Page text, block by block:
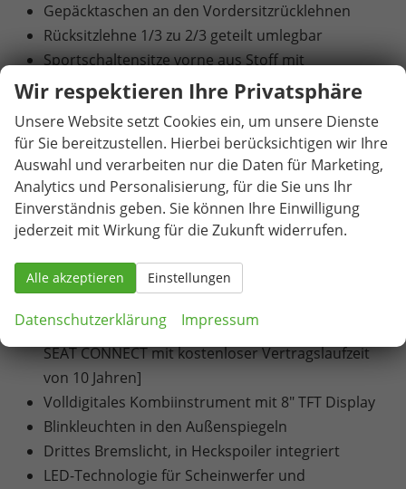
Gepäcktaschen an den Vordersitzrücklehnen
Rücksitzlehne 1/3 zu 2/3 geteilt umlegbar
Sportschaltensitze vorne aus Stoff mit
integrierter Kopfstütze
Heiz- und Frischluftsystem mit 4-stufigem
Gebläse und Umluftschaltung
2-Zonen-Climatronic (Klimaanlage mit
elektronischer Temperaturregelung)
Pollenfilter
6 Lautsprecher
Schnittstelle / Bluetooth-Schnittstelle mit
Streaming / Vorbereitet für die Aktivierung von
SEAT CONNECT mit kostenloser Vertragslaufzeit
von 10 Jahren]
Volldigitales Kombiinstrument mit 8" TFT Display
Blinkleuchten in den Außenspiegeln
Drittes Bremslicht, in Heckspoiler integriert
LED-Technologie für Scheinwerfer und
Wir respektieren Ihre Privatsphäre
Unsere Website setzt Cookies ein, um unsere Dienste
für Sie bereitzustellen. Hierbei berücksichtigen wir Ihre
Auswahl und verarbeiten nur die Daten für Marketing,
Analytics und Personalisierung, für die Sie uns Ihr
Einverständnis geben. Sie können Ihre Einwilligung
jederzeit mit Wirkung für die Zukunft widerrufen.
Alle akzeptieren Einstellungen
Datenschutzerklärung Impressum